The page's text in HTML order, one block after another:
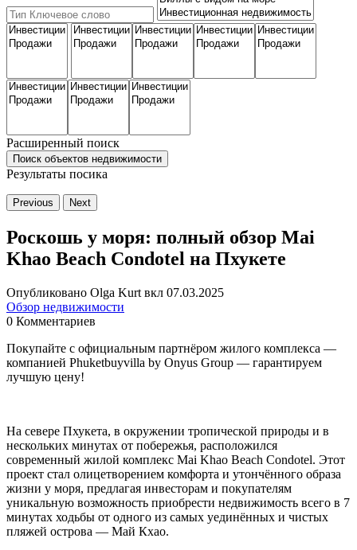
Расширенный поиск
Поиск объектов недвижимости
Результаты посика
Previous Next
Роскошь у моря: полный обзор Mai
Khao Beach Condotel на Пхукете
Опубликовано Olga Kurt вкл 07.03.2025
Обзор недвижимости
0 Комментариев
Покупайте с официальным партнёром жилого комплекса —
компанией Phuketbuyvilla by Onyus Group — гарантируем
лучшую цену!
На севере Пхукета, в окружении тропической природы и в
нескольких минутах от побережья, расположился
современный жилой комплекс Mai Khao Beach Condotel. Этот
проект стал олицетворением комфорта и утончённого образа
жизни у моря, предлагая инвесторам и покупателям
уникальную возможность приобрести недвижимость всего в 7
минутах ходьбы от одного из самых уединённых и чистых
пляжей острова — Май Кхао.